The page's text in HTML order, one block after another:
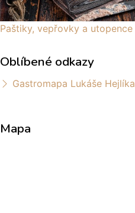
Paštiky, vepřovky a utopence
Oblíbené odkazy
Gastromapa Lukáše Hejlíka
Mapa